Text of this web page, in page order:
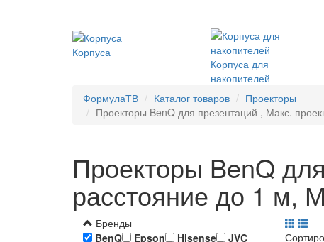
Корпуса
Корпуса для
накопителей
ФормулаТВ Каталог товаров
Проекторы
Проекторы BenQ для презентаций , Макс.
Проекторы BenQ
расстояние до 1 м,
Бренды
BenQ
Epson Hisense
JVC